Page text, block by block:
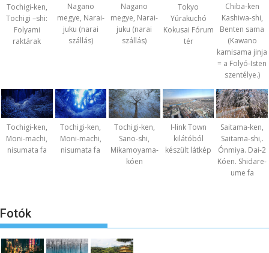
Tochigi-ken,
Tochigi –shi:
Folyami
raktárak
Nagano
megye, Narai-
juku (narai
szállás)
Nagano
megye, Narai-
juku (narai
szállás)
Tokyo
Yúrakuchó
Kokusai Fórum
tér
Chiba-ken
Kashiwa-shi,
Benten sama
(Kawano
kamisama jinja
= a Folyó-Isten
szentélye.)
Tochigi-ken,
Moni-machi,
nisumata fa
Tochigi-ken,
Moni-machi,
nisumata fa
Tochigi-ken,
Sano-shi,
Mikamoyama-
kóen
I-link Town
kilátóból
készült látkép
Saitama-ken,
Saitama-shi,.
Ónmiya. Dai-2
Kóen. Shidare-
ume fa
Fotók